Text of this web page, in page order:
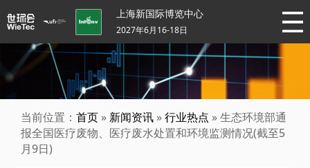
上海新国际博览中心
2027年6月16-18日
当前位置： 首页 » 新闻资讯 »行业热点 » 生态环境部通
报全国医疗废物、医疗废水处置和环境监测情况(截至5
月9日)